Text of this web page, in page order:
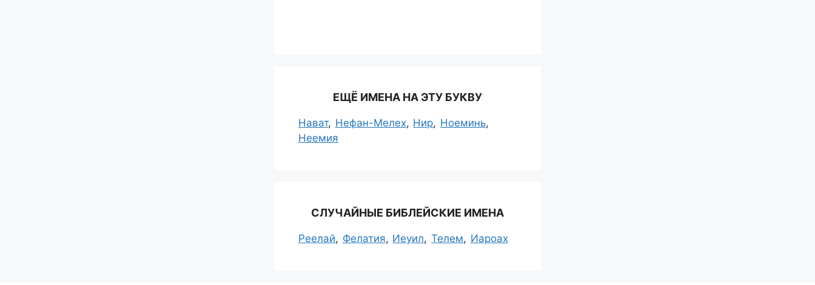
ЕЩЁ ИМЕНА НА ЭТУ БУКВУ
Нават Нефан-Мелех Нир
Ноеминь
Неемия
СЛУЧАЙНЫЕ БИБЛЕЙСКИЕ ИМЕНА
Реелай Фелатия Иеуил Телем Иароах